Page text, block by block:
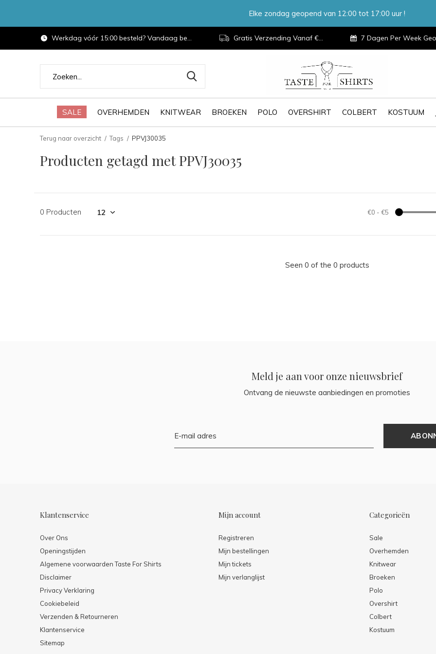
SALE OVERHEMDEN KNITWEAR BROEKEN POLO OVERSHIRT COLBERT KOSTUUM
Werkdag vóór 15:00 besteld? Vandaag bezorgd. Gratis Verzending Vanaf €100,- 7 Dagen Per Week Geopend
Elke zondag geopend van 12:00 tot 17:00 uur !
Terug naar overzicht Tags PPVJ30035
Producten getagd met PPVJ30035
0 Producten €0 - €5
Seen 0 of the 0 products
Meld je aan voor onze nieuwsbrief
Ontvang de nieuwste aanbiedingen en promoties
Klantenservice
Over Ons
Openingstijden
Algemene voorwaarden Taste For Shirts
Disclaimer
Privacy Verklaring
Cookiebeleid
Verzenden & Retourneren
Klantenservice
Sitemap
Mijn account
Registreren
Mijn bestellingen
Mijn tickets
Mijn verlanglijst
Categorieën
Sale
Overhemden
Knitwear
Broeken
Polo
Overshirt
Colbert
Kostuum